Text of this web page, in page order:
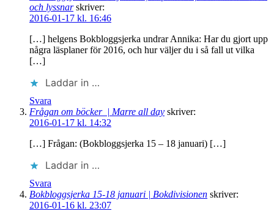
och lyssnar skriver:
2016-01-17 kl. 16:46
[…] helgens Bokbloggsjerka undrar Annika: Har du gjort upp
några läsplaner för 2016, och hur väljer du i så fall ut vilka
[…]
Laddar in …
Svara
Frågan om böcker | Marre all day skriver:
2016-01-17 kl. 14:32
[…] Frågan: (Bokbloggsjerka 15 – 18 januari) […]
Laddar in …
Svara
Bokbloggsjerka 15-18 januari | Bokdivisionen skriver:
2016-01-16 kl. 23:07